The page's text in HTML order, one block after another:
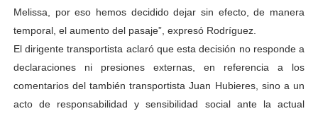
Melissa, por eso hemos decidido dejar sin efecto, de manera
temporal, el aumento del pasaje”, expresó Rodríguez.
El dirigente transportista aclaró que esta decisión no responde a
declaraciones ni presiones externas, en referencia a los
comentarios del también transportista Juan Hubieres, sino a un
acto de responsabilidad y sensibilidad social ante la actual